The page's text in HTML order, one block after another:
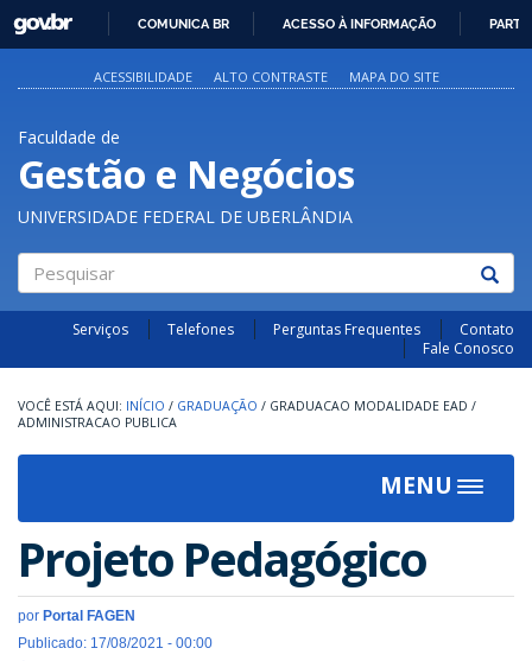
PARA
O
GOVBR
COMUNICA BR ACESSO À INFORMAÇÃO
ACESSIBILIDADE ALTO CONTRASTE MAPA DO SITE
Faculdade de
Gestão e Negócios
UNIVERSIDADE FEDERAL DE UBERLÂNDIA
Pesquisar
Serviços Telefones Perguntas Frequentes
Contato
Fale Conosco
INÍCIO / GRADUAÇÃO / GRADUACAO MODALIDADE EAD /
ADMINISTRACAO PUBLICA
MENU
Toggle
Projeto Pedagógico
por Portal FAGEN
Publicado: 17/08/2021 - 00:00